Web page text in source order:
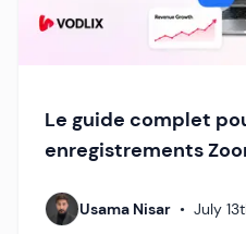
Le guide complet
enregistrements
Usama Nisar • July